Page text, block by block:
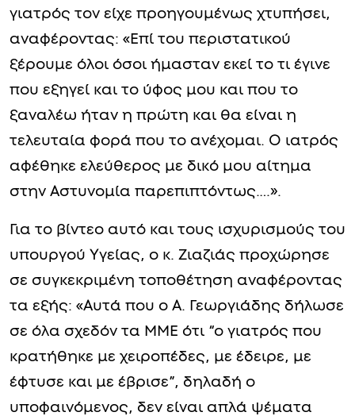
γιατρός τον είχε προηγουμένως χτυπήσει,
αναφέροντας: «Επί του περιστατικού
ξέρουμε όλοι όσοι ήμασταν εκεί το τι έγινε
που εξηγεί και το ύφος μου και που το
ξαναλέω ήταν η πρώτη και θα είναι η
τελευταία φορά που το ανέχομαι. Ο ιατρός
αφέθηκε ελεύθερος με δικό μου αίτημα
στην Αστυνομία παρεπιπτόντως….».
Για το βίντεο αυτό και τους ισχυρισμούς του
υπουργού Υγείας, ο κ. Ζιαζιάς προχώρησε
σε συγκεκριμένη τοποθέτηση αναφέροντας
τα εξής: «Αυτά που ο Α. Γεωργιάδης δήλωσε
σε όλα σχεδόν τα ΜΜΕ ότι “ο γιατρός που
κρατήθηκε με χειροπέδες, με έδειρε, με
έφτυσε και με έβρισε”, δηλαδή ο
υποφαινόμενος, δεν είναι απλά ψέματα